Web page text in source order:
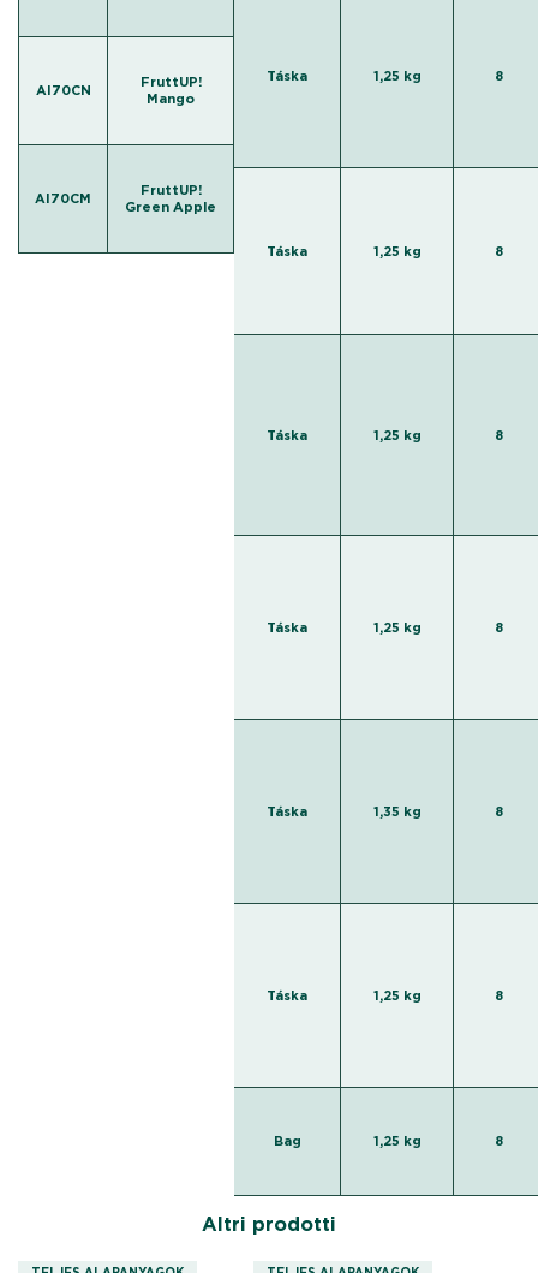
AI70CN
FruttUP!
Mango
AI70CM
FruttUP!
Green Apple
Táska 1,25 kg 8
Táska 1,25 kg 8
Táska 1,25 kg 8
Táska 1,25 kg 8
Táska 1,35 kg 8
Táska 1,25 kg 8
Bag 1,25 kg 8
Altri prodotti